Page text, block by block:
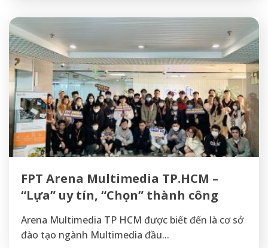
FPT Arena Multimedia TP.HCM –
“Lựa” uy tín, “Chọn” thành công
Arena Multimedia TP HCM được biết đến là cơ sở
đào tạo ngành Multimedia đầu...